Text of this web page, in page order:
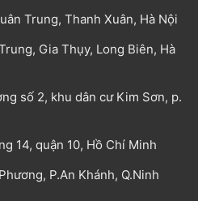
Trung, Thanh Xuân, Hà Nội
Gia Thụy, Long Biên, Hà
số 2, khu dân cư Kim Sơn, p.
14, quận 10, Hồ Chí Minh
P.An Khánh, Q.Ninh